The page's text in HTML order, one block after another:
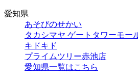
愛知県
あそびのせかい
タカシマヤ ゲートタワーモー
キドキド
プライムツリー赤池店
愛知県一覧はこちら